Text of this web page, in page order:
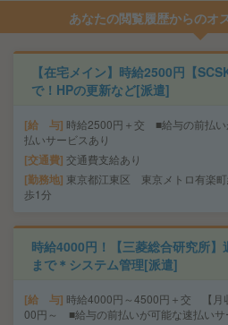
あなたの閲覧履歴からのオ
【在宅メイン】時給2500円【
で！HPの更新など[派遣]
給 与 時給2500円＋交 ■給与の前払い
払いサービスあり
交通費 交通費支給あり
勤務地 東京都江東区 東京メトロ有楽町
歩1分
時給4000円！【三菱総合研究所
まで＊システム管理[派遣]
給 与 時給4000円～4500円＋交 【月
00円～ ■給与の前払いが可能な速払いサ